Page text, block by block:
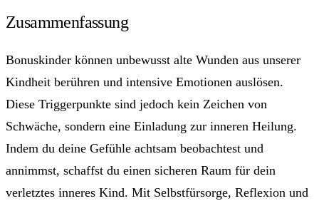
Zusammenfassung
Bonuskinder können unbewusst alte Wunden aus unserer
Kindheit berühren und intensive Emotionen auslösen.
Diese Triggerpunkte sind jedoch kein Zeichen von
Schwäche, sondern eine Einladung zur inneren Heilung.
Indem du deine Gefühle achtsam beobachtest und
annimmst, schaffst du einen sicheren Raum für dein
verletztes inneres Kind. Mit Selbstfürsorge, Reflexion und